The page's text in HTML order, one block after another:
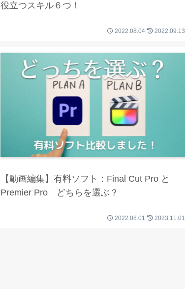
役立つスキル６つ！
2022.08.04 2022.09.13
【動画編集】有料ソフト：Final Cut Pro と
Premier Pro どちらを選ぶ？
2022.08.01 2023.11.01